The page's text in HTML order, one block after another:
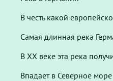
В честь какой
Самая длинная река
В XX веке эта река
Впадает в Северное море